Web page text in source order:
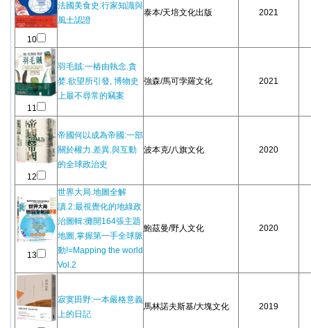
10
法國美食史:行家知識與
風土認證
泰本/天培文化出版 2021
11
羽毛賊:一樁由執念.貪
婪.欲望所引發, 博物史
上最不尋常的竊案
強森/馬可孛羅文化 2021
12
帝國何以成為帝國:一部
關於權力.差異.與互動
的全球政治史
波本克/八旗文化 2020
13
世界大局.地圖全解
讀.2:最視覺化的地綠政
治圖輯:攤開164張主題
地圖,掌握第一手全球脈
動!=Mapping the world
Vol.2
鮑茲曼/野人文化 2020
寂寞田野:一本嚴格意義
上的日記
馬林諾夫斯基/大塊文化 2019